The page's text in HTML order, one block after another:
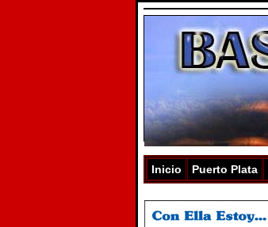
Inicio Puerto Plata